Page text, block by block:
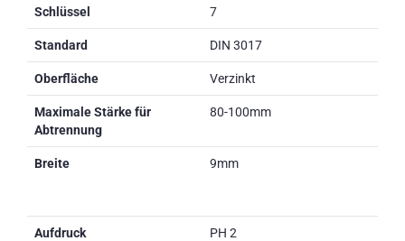
Schlüssel 7
Standard DIN 3017
Oberfläche Verzinkt
Maximale Stärke für
Abtrennung
80-100mm
Breite 9mm
Aufdruck PH 2